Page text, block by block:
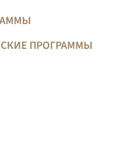
ПРОГРАММЫ